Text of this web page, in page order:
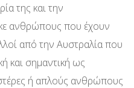
της και την
ανθρώπους που έχουν
από την Αυστραλία που
και σημαντική ως
ή απλούς ανθρώπους